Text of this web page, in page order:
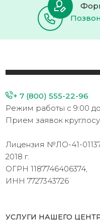
+ 7 (800) 555-22-96
Режим работы с 9:00 до
Прием заявок
Лицензия №ЛО-41-
2018 г.
ОГРН 1187746406374,
ИНН 7727343726
УСЛУГИ НАШЕГО